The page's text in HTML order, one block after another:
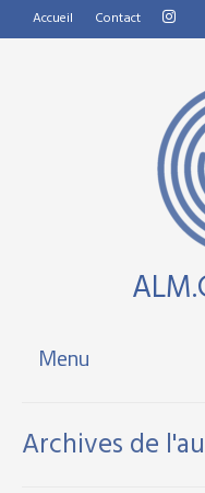
Accueil Contact
Menu
Archives de